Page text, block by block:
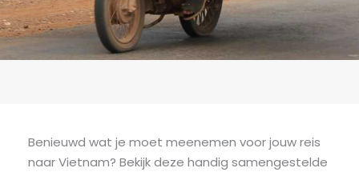
Benieuwd wat je moet meenemen voor jouw reis
naar Vietnam? Bekijk deze handig samengestelde